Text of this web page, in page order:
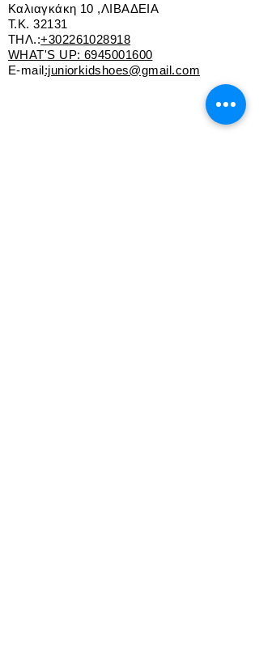
Ελληνικής κατασκεύης
Το 30 νούμερο έχει διαφορετική
φόρμα
Καλιαγκάκη 10 ,ΛΙΒΑΔΕΙΑ
Τ.Κ. 32131
ΤΗΛ.:+302261028918
WHAT'S UP: 6945001600
E-mail:juniorkidshoes@gmail.com